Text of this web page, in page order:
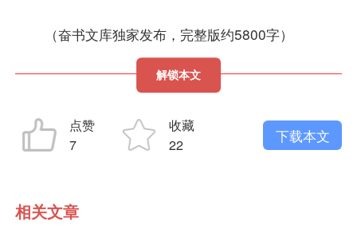
（奋书文库独家发布，完整版约5800字）
解锁本文
点赞
7
收藏
22
下载本文
相关文章